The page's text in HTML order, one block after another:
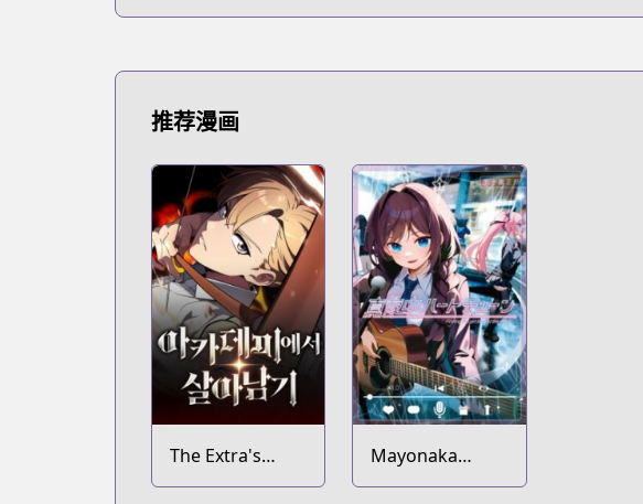
推荐漫画
The Extra's
Academy
Mayonaka
Heart Tune